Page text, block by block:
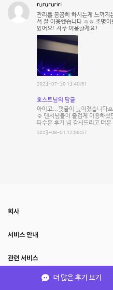
rurururiri
관리를 꼼꼼히 하시는게 느껴지
서 잘 이용했습니다 ㅎㅎ 조명
았어요! 자주 이용할게요!
2023-07-30 13:40:51
호스트님의 답글
아이고...댓글이 늦어졌습니다
☺ 댄서님들이 즐겁게 이용하셨
따수운 후기 넘 감사드리고 더
2023-08-01 12:06:57
더 많은 후기 보기
회사
서비스 안내
관련 서비스